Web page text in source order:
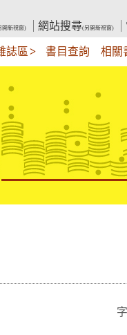
開新視窗) 網站搜尋(另開新視窗)
誌區 書目查詢 相關